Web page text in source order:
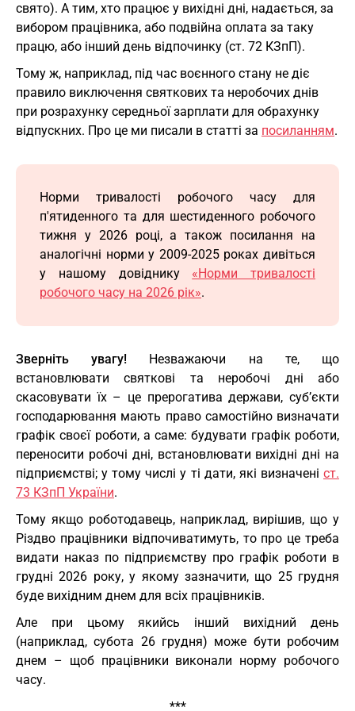
свято). А тим, хто працює у вихідні дні, надається, за
вибором працівника, або подвійна оплата за таку
працю, або інший день відпочинку (ст. 72 КЗпП).
Тому ж, наприклад, під час воєнного стану не діє
правило виключення святкових та неробочих днів
при розрахунку середньої зарплати для обрахунку
відпускних. Про це ми писали в статті за посиланням.
Норми тривалості робочого часу для
п'ятиденного та для шестиденного робочого
тижня у 2026 році, а також посилання на
аналогічні норми у 2009-2025 роках дивіться
у нашому довіднику «Норми тривалості
робочого часу на 2026 рік».
Зверніть увагу! Незважаючи на те, що
встановлювати святкові та неробочі дні або
скасовувати їх – це прерогатива держави, суб’єкти
господарювання мають право самостійно визначати
графік своєї роботи, а саме: будувати графік роботи,
переносити робочі дні, встановлювати вихідні дні на
підприємстві; у тому числі у ті дати, які визначені ст.
73 КЗпП України.
Тому якщо роботодавець, наприклад, вирішив, що у
Різдво працівники відпочиватимуть, то про це треба
видати наказ по підприємству про графік роботи в
грудні 2026 року, у якому зазначити, що 25 грудня
буде вихідним днем для всіх працівників.
Але при цьому якийсь інший вихідний день
(наприклад, субота 26 грудня) може бути робочим
днем – щоб працівники виконали норму робочого
часу.
***